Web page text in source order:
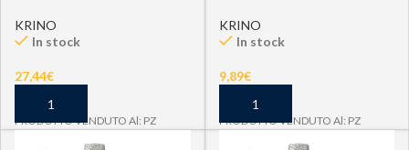
KRINO
In stock
27,44€
PRODOTTO VENDUTO Al: PZ
KRINO
In stock
9,89€
PRODOTTO VENDUTO Al: PZ